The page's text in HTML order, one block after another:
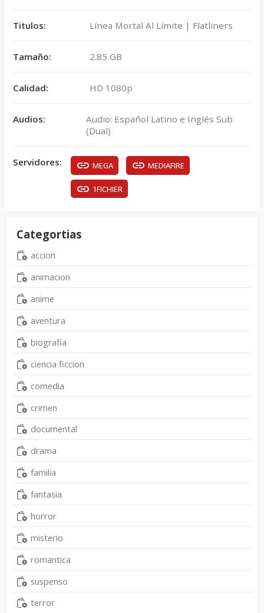
Titulos: Línea Mortal Al Límite | Flatliners
Tamaño: 2.85 GB
Calidad: HD 1080p
Audios:
Audio: Español Latino e Inglés Sub
(Dual)
Servidores: MEGA MEDIAFIRE
1FICHIER
Categortias
accion
animacion
anime
aventura
biografia
ciencia ficcion
comedia
crimen
documental
drama
familia
fantasia
horror
misterio
romantica
suspenso
terror